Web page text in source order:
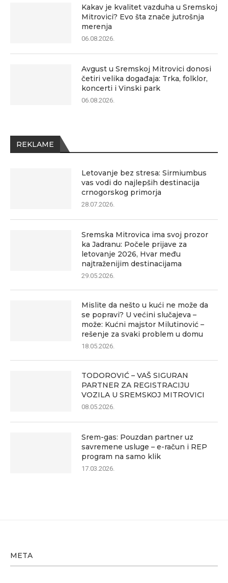
Kakav je kvalitet vazduha u Sremskoj
Mitrovici? Evo šta znače jutrošnja
merenja
06.08.2026.
Avgust u Sremskoj Mitrovici donosi
četiri velika događaja: Trka, folklor,
koncerti i Vinski park
06.08.2026.
REKLAME
Letovanje bez stresa: Sirmiumbus
vas vodi do najlepših destinacija
crnogorskog primorja
28.07.2026.
Sremska Mitrovica ima svoj prozor
ka Jadranu: Počele prijave za
letovanje 2026, Hvar među
najtraženijim destinacijama
29.05.2026.
Mislite da nešto u kući ne može da
se popravi? U većini slučajeva –
može: Kućni majstor Milutinović –
rešenje za svaki problem u domu
18.05.2026.
TODOROVIĆ – VAŠ SIGURAN
PARTNER ZA REGISTRACIJU
VOZILA U SREMSKOJ MITROVICI
08.05.2026.
Srem-gas: Pouzdan partner uz
savremene usluge – e-račun i REP
program na samo klik
17.03.2026.
META